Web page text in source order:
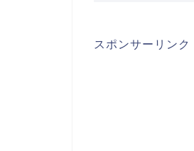
スポンサーリンク